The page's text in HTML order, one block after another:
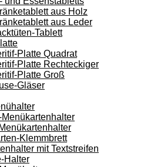
aus Holz
aus Leder
Tablett
Platte Quadrat
Platte Rechteckiger
Platte Groß
Gläser
Klemmbrett
mit Textstreifen
Halter